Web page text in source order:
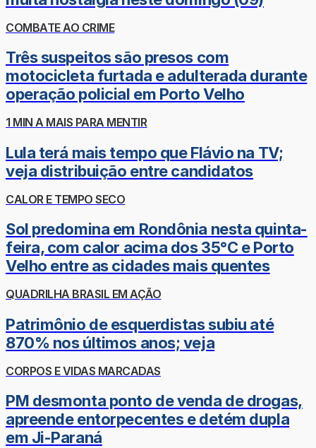
COMBATE AO CRIME
Três suspeitos são presos com
motocicleta furtada e adulterada durante
operação policial em Porto Velho
1 MIN A MAIS PARA MENTIR
Lula terá mais tempo que Flávio na TV;
veja distribuição entre candidatos
CALOR E TEMPO SECO
Sol predomina em Rondônia nesta quinta-
feira, com calor acima dos 35°C e Porto
Velho entre as cidades mais quentes
QUADRILHA BRASIL EM AÇÃO
Patrimônio de esquerdistas subiu até
870% nos últimos anos; veja
CORPOS E VIDAS MARCADAS
PM desmonta ponto de venda de drogas,
apreende entorpecentes e detém dupla
em Ji-Paraná